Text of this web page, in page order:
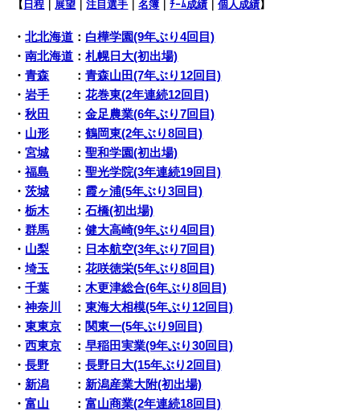
【 日程 展望 ｜注目選手 ｜名簿 ｜ﾁｰﾑ成績 ｜個人成績】
・北北海道 ： 白樺学園(9年ぶり4回目)
・南北海道 ：札幌日大(初出場)
・青森 ：青森山田(7年ぶり12回目)
・岩手 ：花巻東(2年連続12回目)
・秋田 ：金足農業(6年ぶり7回目)
・ 山形 ：鶴岡東(2年ぶり8回目)
・宮城 ：聖和学園(初出場)
・福島 ：聖光学院(3年連続19回目)
・茨城 ： 霞ヶ浦(5年ぶり3回目)
・栃木：石橋(初出場)
・群馬 ：健大高崎(9年ぶり4回目)
・ 山梨 ：
日本航空(3年ぶり7回目)
・埼玉 ：花咲徳栄(5年ぶり8回目)
・千葉 ：木更津総合(6年ぶり8回目)
・神奈川 ：東海大相模(5年ぶり12回目)
・東東京 ： 関東一(5年ぶり9回目)
・西東京 ：早稲田実業(9年ぶり30回目)
・長野 ：長野日大(15年ぶり2回目)
・ 新潟 ： 新潟産業大附(初出場)
・富山 ：富山商業(2年連続18回目)